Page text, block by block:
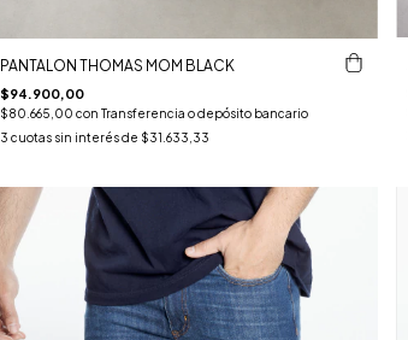
PANTALON THOMAS MOM BLACK
$94.900,00
$80.665,00 con Transferencia o depósito bancario
3 cuotas sin interés de $31.633,33